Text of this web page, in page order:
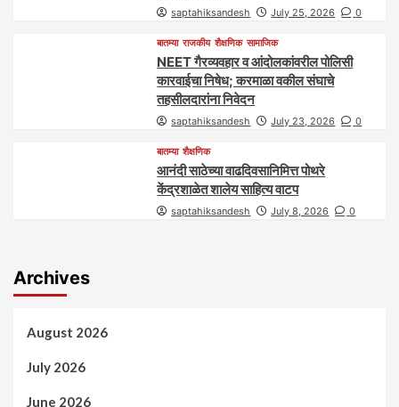
saptahiksandesh July 25, 2026 0
बातम्या राजकीय शैक्षणिक सामाजिक
NEET गैरव्यवहार व आंदोलकांवरील पोलिसी
कारवाईचा निषेध; करमाळा वकील संघाचे
तहसीलदारांना निवेदन
saptahiksandesh July 23, 2026 0
बातम्या शैक्षणिक
आनंदी साठेच्या वाढदिवसानिमित्त पोथरे
केंद्रशाळेत शालेय साहित्य वाटप
saptahiksandesh July 8, 2026 0
Archives
August 2026
July 2026
June 2026